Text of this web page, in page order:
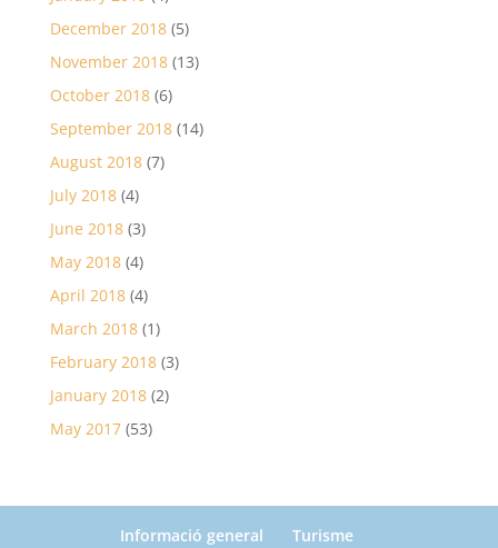
December 2018(5)
November 2018(13)
October 2018(6)
September 2018(14)
August 2018(7)
July 2018(4)
June 2018(3)
May 2018(4)
April 2018(4)
March 2018(1)
February 2018(3)
January 2018(2)
May 2017(53)
Informació general Turisme